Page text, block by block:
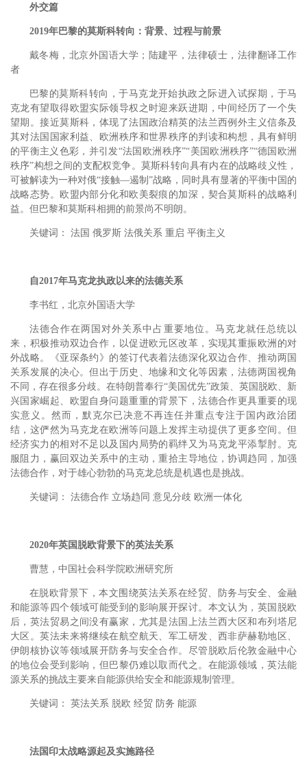
外交篇
2019年巴黎的莫斯科转向：背景、过程与前景
戴冬梅，北京外国语大学；陆建平，法律硕士，法律翻译工作
者
巴黎的莫斯科转向，于马克龙开始执政之际进入试探期，于马
克龙有望取得欧盟实际领导权之时迎来跃进期，中间经历了一个失
望期。接近莫斯科，体现了法国政治精英的法兰西例外主义信条及
其对法国国家利益、欧洲秩序和世界秩序的判读和构想，具有鲜明
的平衡主义色彩，并引发“法国欧洲秩序”“美国欧洲秩序”“德国欧洲
秩序”构想之间的支配权竞争。莫斯科转向具有内在的战略歧义性，
可被解读为一种对俄“接触—遏制”战略，同时具有显著的平衡中国的
战略态势。欧盟内部分化和欧美裂痕的加深，契合莫斯科的战略利
益。但巴黎和莫斯科相拥的前景尚不明朗。
关键词： 法国 俄罗斯 法俄关系 重启 平衡主义
自2017年马克龙执政以来的法德关系
李书红，北京外国语大学
法德合作在两国对外关系中占重要地位。马克龙就任总统以
来，积极推动双边合作，以促进欧元区改革，实现其重振欧洲的对
外战略。《亚琛条约》的签订代表着法德深化双边合作、推动两国
关系发展的决心。但出于历史、地缘和文化等因素，法德两国视角
不同，存在很多分歧。在特朗普奉行“美国优先”政策、英国脱欧、新
兴国家崛起、欧盟自身问题重重的背景下，法德合作更具重要的现
实意义。然而，默克尔已决意不再连任并重点专注于国内政治团
结，这俨然为马克龙在欧洲等问题上发挥主动提供了更多空间。但
经济实力的相对不足以及国内局势的羁绊又为马克龙平添掣肘。克
服阻力，赢回双边关系中的主动，重拾主导地位，协调趋同，加强
法德合作，对于雄心勃勃的马克龙总统是机遇也是挑战。
关键词： 法德合作 立场趋同 意见分歧 欧洲一体化
2020年英国脱欧背景下的英法关系
曹慧，中国社会科学院欧洲研究所
在脱欧背景下，本文围绕英法关系在经贸、防务与安全、金融
和能源等四个领域可能受到的影响展开探讨。本文认为，英国脱欧
后，英法贸易之间没有赢家，尤其是法国上法兰西大区和布列塔尼
大区。英法未来将继续在航空航天、军工研发、西非萨赫勒地区、
伊朗核协议等领域展开防务与安全合作。尽管脱欧后伦敦金融中心
的地位会受到影响，但巴黎仍难以取而代之。在能源领域，英法能
源关系的挑战主要来自能源供给安全和能源规制管理。
关键词： 英法关系 脱欧 经贸 防务 能源
法国印太战略源起及实施路径